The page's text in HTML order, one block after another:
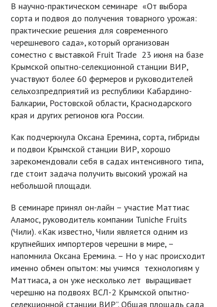
В научно-практическом семинаре «От выбора
сорта и подвоя до получения товарного урожая:
практические решения для современного
черешневого сада», который организован
соместно с выставкой Fruit Trade 23 июня на базе
Крымской опытно-селекционной станции ВИР,
участвуют более 60 фермеров и руководителей
сельхозпредприятий из республики Кабардино-
Балкарии, Ростовской области, Краснодарского
края и других регионов юга России.
Как подчеркнула Оксана Еремина, сорта, гибриды
и подвои Крымской станции ВИР, хорошо
зарекомендовали себя в садах интенсивного типа,
где стоит задача получить высокий урожай на
небольшой площади.
В семинаре принял он-лайн – участие Маттиас
Аламос, руководитель компании Tuniche Fruits
(Чили). «Как известно, Чили является одним из
крупнейших импортеров черешни в мире, –
напомнила Оксана Еремина. – Но у нас происходит
именно обмен опытом: мы учимся технологиям у
Маттиаса, а он уже несколько лет выращивает
черешню на подвоях ВСЛ-2 Крымской опытно-
селекционной станции ВИР”. Общая площадь сада